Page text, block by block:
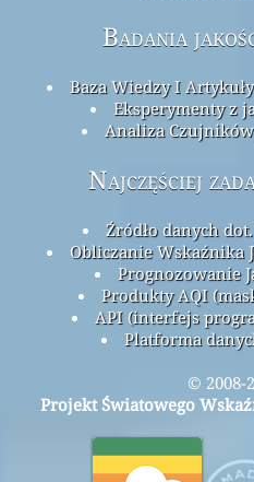
Badania
Baza Wiedzy I
Eksperymenty z
Analiza
Najczęściej
Źródło danych
Obliczanie Wskaźnika
Prognozowanie
Produkty AQI
API (interfejs
Platforma
© 2008-
Projekt Światowego